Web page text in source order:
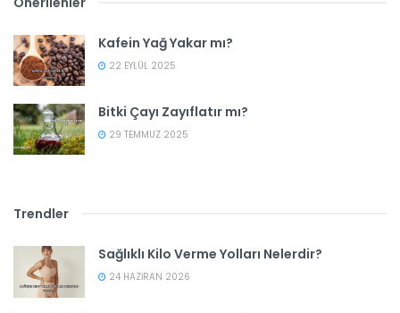
Kafein Yağ Yakar mı?
22 EYLÜL 2025
Bitki Çayı Zayıflatır mı?
29 TEMMUZ 2025
Trendler
Sağlıklı Kilo Verme Yolları Nelerdir?
24 HAZIRAN 2026